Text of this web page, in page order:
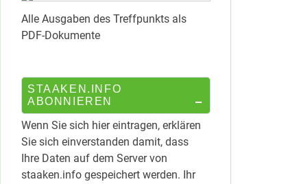
Alle Ausgaben des Treffpunkts als
PDF-Dokumente
STAAKEN.INFO
ABONNIEREN
Wenn Sie sich hier eintragen, erklären
Sie sich einverstanden damit, dass
Ihre Daten auf dem Server von
staaken.info gespeichert werden. Ihr